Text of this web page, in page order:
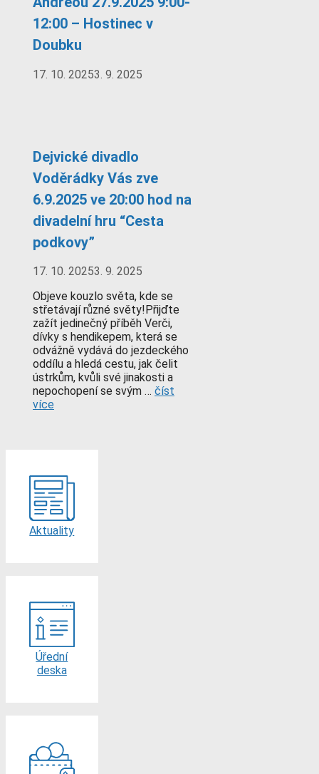
12:00 – Hostinec v
Doubku
17. 10. 20253. 9. 2025
Dejvické divadlo
Voděrádky Vás zve
6.9.2025 ve 20:00 hod na
divadelní hru “Cesta
podkovy”
17. 10. 20253. 9. 2025
Objeve kouzlo světa, kde se
střetávají různé světy!Přijďte
zažít jedinečný příběh Verči,
dívky s hendikepem, která se
odvážně vydává do jezdeckého
oddílu a hledá cestu, jak čelit
ústrkům, kvůli své jinakosti a
nepochopení se svým … číst
více
Aktuality
Úřední
deska